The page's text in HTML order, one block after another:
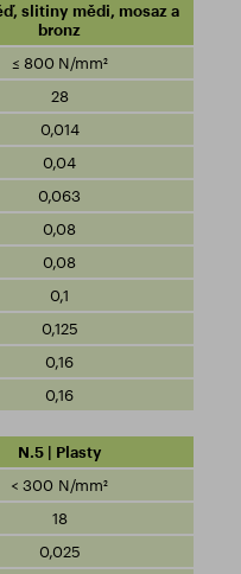
slitiny mědi, mosaz a
bronz
≤ 800 N/mm²
28
0,014
0,04
0,063
0,08
0,08
0,1
0,125
0,16
0,16
N.5 | Plasty
< 300 N/mm²
18
0,025